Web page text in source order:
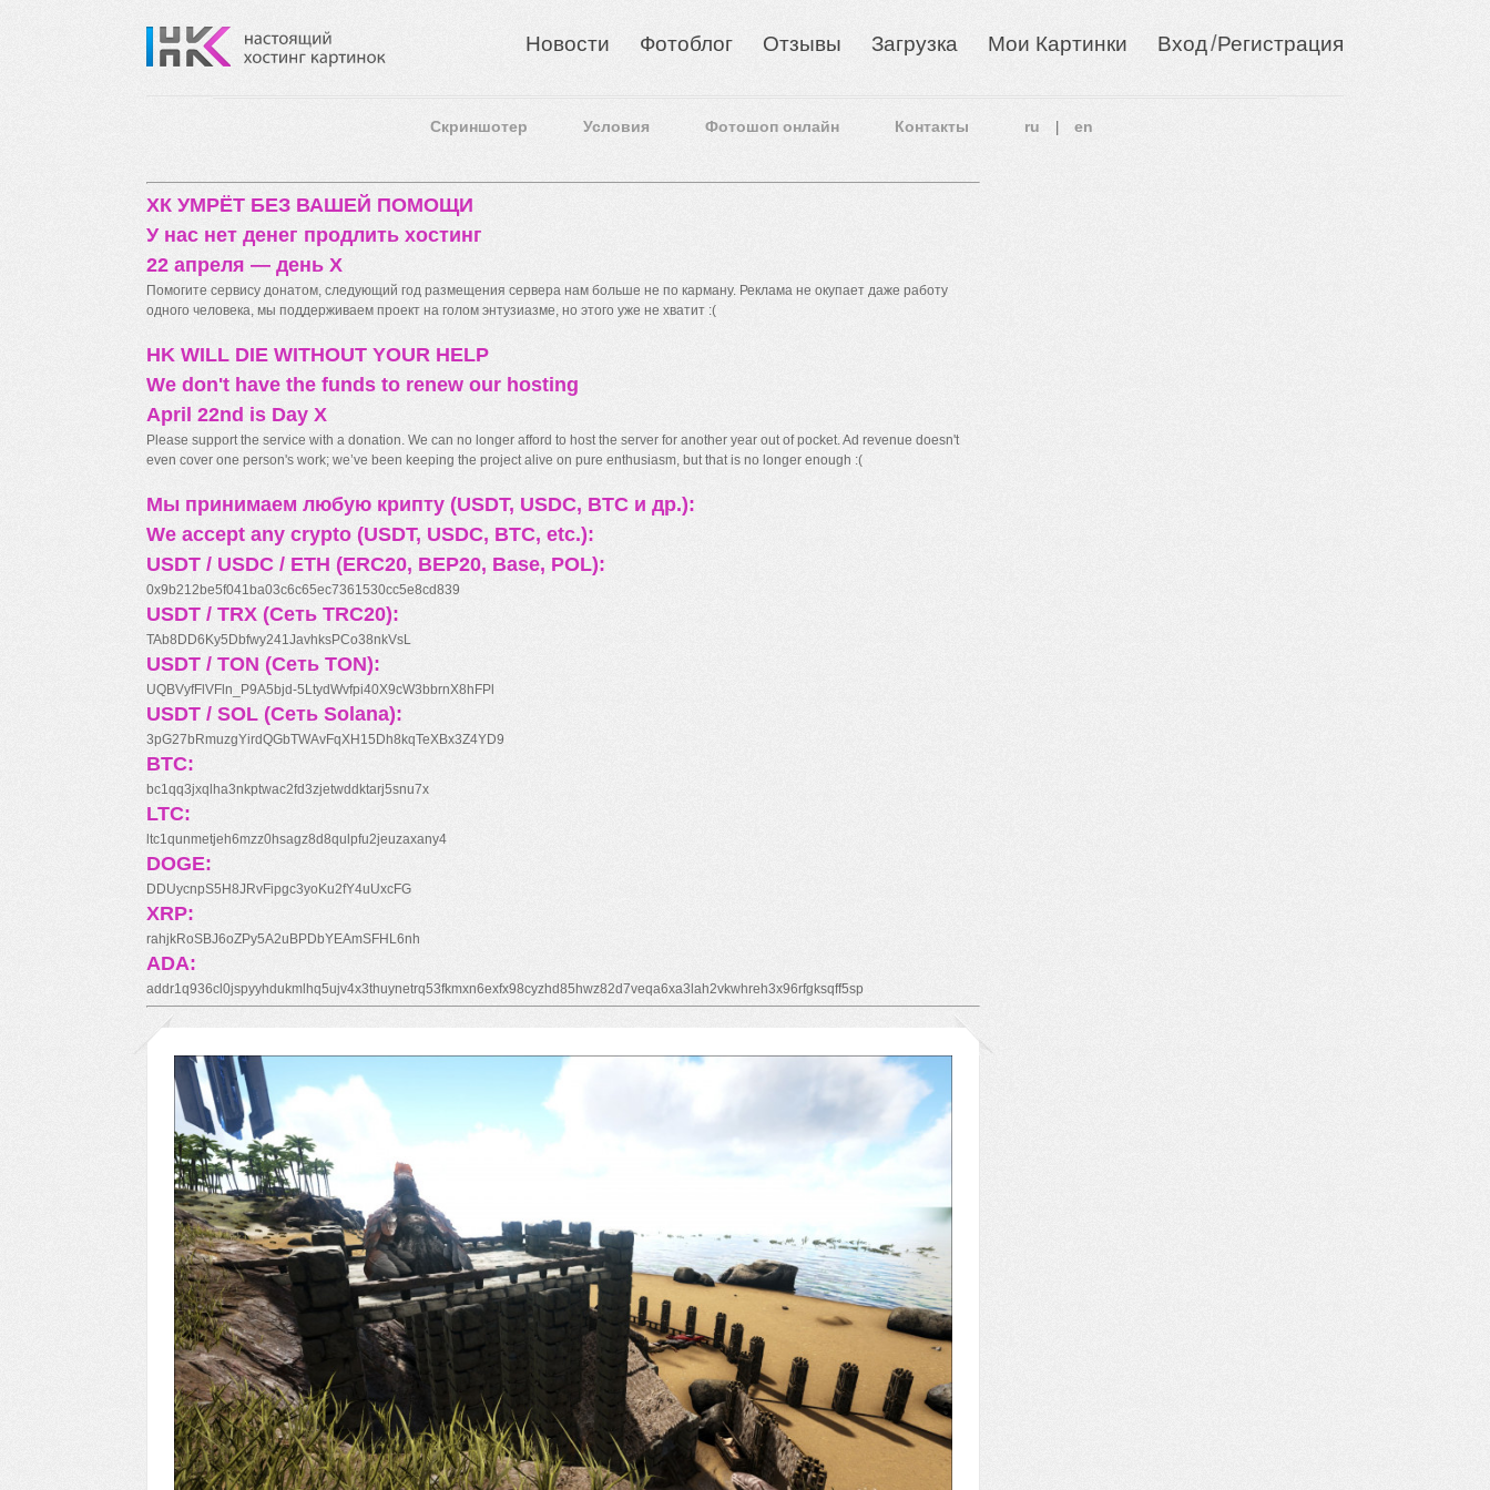
Новости Фотоблог Отзывы Загрузка Мои Картинки Вход/Регистрация
Скриншотер Условия Фотошоп онлайн Контакты ru en
ХК УМРЁТ БЕЗ ВАШЕЙ ПОМОЩИ
У нас нет денег продлить хостинг
22 апреля — день X
Помогите сервису донатом, следующий год размещения сервера нам больше не по карману. Реклама не окупает даже работу
одного человека, мы поддерживаем проект на голом энтузиазме, но этого уже не хватит :(
HK WILL DIE WITHOUT YOUR HELP
We don't have the funds to renew our hosting
April 22nd is Day X
Please support the service with a donation. We can no longer afford to host the server for another year out of pocket. Ad revenue doesn't
even cover one person's work; we’ve been keeping the project alive on pure enthusiasm, but that is no longer enough :(
Мы принимаем любую крипту (USDT, USDC, BTC и др.):
We accept any crypto (USDT, USDC, BTC, etc.):
USDT / USDC / ETH (ERC20, BEP20, Base, POL):
0x9b212be5f041ba03c6c65ec7361530cc5e8cd839
USDT / TRX (Сеть TRC20):
TAb8DD6Ky5Dbfwy241JavhksPCo38nkVsL
USDT / TON (Сеть TON):
UQBVyfFlVFln_P9A5bjd-5LtydWvfpi40X9cW3bbrnX8hFPl
USDT / SOL (Сеть Solana):
3pG27bRmuzgYirdQGbTWAvFqXH15Dh8kqTeXBx3Z4YD9
BTC:
bc1qq3jxqlha3nkptwac2fd3zjetwddktarj5snu7x
LTC:
ltc1qunmetjeh6mzz0hsagz8d8qulpfu2jeuzaxany4
DOGE:
DDUycnpS5H8JRvFipgc3yoKu2fY4uUxcFG
XRP:
rahjkRoSBJ6oZPy5A2uBPDbYEAmSFHL6nh
ADA:
addr1q936cl0jspyyhdukmlhq5ujv4x3thuynetrq53fkmxn6exfx98cyzhd85hwz82d7veqa6xa3lah2vkwhreh3x96rfgksqff5sp